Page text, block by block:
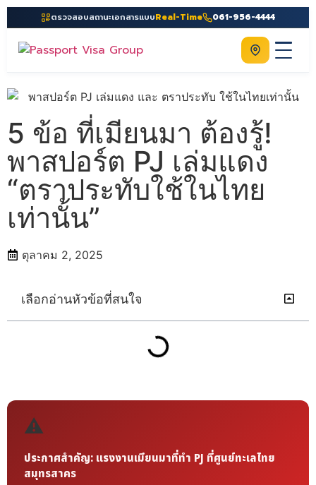
ตรวจสอบสถานะเอกสารแบบReal-Time 061-956-4444
Home
เกี่ยวกับเรา
บริการ
คู่มือ
ความรู้
ติดต่อเรา
ติดต่อเรา
5 ข้อ ที่เมียนมา ต้องรู้!
พาสปอร์ต PJ เล่มแดง
“ตราประทับใช้ในไทย
เท่านั้น”
ตุลาคม 2, 2025
เลือกอ่านหัวข้อที่สนใจ
⚠️
ประกาศสำคัญ: แรงงานเมียนมาที่ทำ PJ ที่ศูนย์ทะเลไทย
สมุทรสาคร